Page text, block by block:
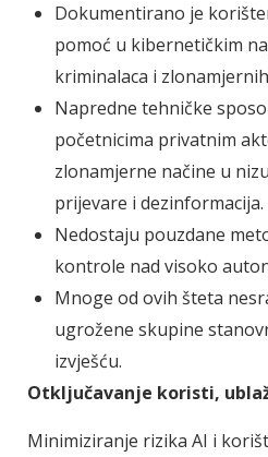
Dokumentirano je
pomoć u kibernetičkim
kriminalaca i
Napredne tehničke
početnicima privatnim
zlonamjerne načine u
prijevare i dezinformacija.
Nedostaju pouzdane
kontrole nad visoko
Mnoge od ovih šteta
ugrožene skupine
izvješću.
Otključavanje koristi,
Minimiziranje rizika AI i